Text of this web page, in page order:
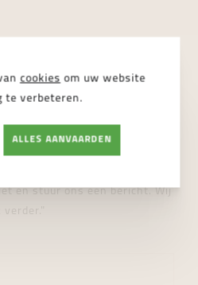
verder!
en stuur ons een bericht. Wij
cookies om uw website
te verbeteren.
ALLES AANVAARDEN